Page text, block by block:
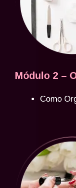
Módulo 2 –
Como